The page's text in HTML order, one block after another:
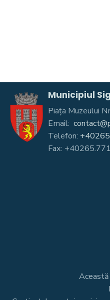
Municipiul
Piața Muzeului
Email:
Telefon:
Fax: